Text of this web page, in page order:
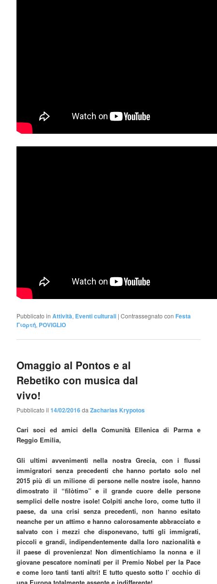
Pubblicato in Attività, Eventi culturali |Contrassegnato con Festa
Γιορτή, POVIGLIO
Omaggio al Pontos e al
Rebetiko con musica dal
vivo!
Pubblicato il14/02/2016daZacharias Krypotos
Cari soci ed amici della Comunità Ellenica di Parma e
Reggio Emilia,
Gli ultimi avvenimenti nella nostra Grecia, con i flussi
immigratori senza precedenti che hanno portato solo nel
2015 più di un milione di persone nelle nostre isole, hanno
dimostrato il “filòtimo” e il grande cuore delle persone
semplici delle nostre isole! Colpiti anche loro, come tutto il
paese, da una crisi senza precedenti, non hanno esitato
neanche per un attimo e hanno calorosamente abbracciato e
salvato con i mezzi che disponevano, tutti gli immigrati,
piccoli e grandi, indipendentemente dalla loro nazionalità e
il paese di provenienza! Non dimentichiamo la nonna e il
giovane pescatore nominati per il Premio Nobel per la Pace
e come loro tanti tanti altri! E tutto questo sotto l’ occhio di